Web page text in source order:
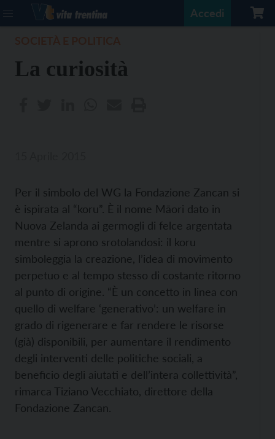
Accedi
La curiosità
Per il simbolo del WG la Fondazione Zancan si
è ispirata al “koru”. È il nome Māori dato in
Nuova Zelanda ai germogli di felce argentata
mentre si aprono srotolandosi: il koru
simboleggia la creazione, l’idea di movimento
perpetuo e al tempo stesso di costante ritorno
al punto di origine. “È un concetto in linea con
quello di welfare ‘generativo’: un welfare in
grado di rigenerare e far rendere le risorse
(già) disponibili, per aumentare il rendimento
degli interventi delle politiche sociali, a
beneficio degli aiutati e dell’intera collettività”,
rimarca Tiziano Vecchiato, direttore della
Fondazione Zancan.